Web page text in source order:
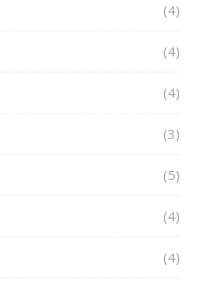
(4)
(4)
(4)
(3)
(5)
(4)
(4)